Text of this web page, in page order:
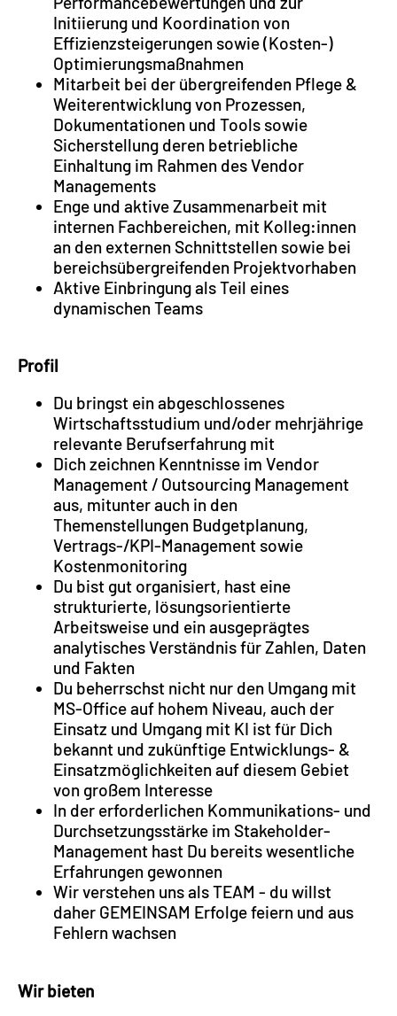
Initiierung und Koordination von
Effizienzsteigerungen sowie (Kosten-)
Optimierungsmaßnahmen
Mitarbeit bei der übergreifenden Pflege &
Weiterentwicklung von Prozessen,
Dokumentationen und Tools sowie
Sicherstellung deren betriebliche
Einhaltung im Rahmen des Vendor
Managements
Enge und aktive Zusammenarbeit mit
internen Fachbereichen, mit Kolleg:innen
an den externen Schnittstellen sowie bei
bereichsübergreifenden Projektvorhaben
Aktive Einbringung als Teil eines
dynamischen Teams
Profil
Du bringst ein abgeschlossenes
Wirtschaftsstudium und/oder mehrjährige
relevante Berufserfahrung mit
Dich zeichnen Kenntnisse im Vendor
Management / Outsourcing Management
aus, mitunter auch in den
Themenstellungen Budgetplanung,
Vertrags-/KPI-Management sowie
Kostenmonitoring
Du bist gut organisiert, hast eine
strukturierte, lösungsorientierte
Arbeitsweise und ein ausgeprägtes
analytisches Verständnis für Zahlen, Daten
und Fakten
Du beherrschst nicht nur den Umgang mit
MS-Office auf hohem Niveau, auch der
Einsatz und Umgang mit KI ist für Dich
bekannt und zukünftige Entwicklungs- &
Einsatzmöglichkeiten auf diesem Gebiet
von großem Interesse
In der erforderlichen Kommunikations- und
Durchsetzungsstärke im Stakeholder-
Management hast Du bereits wesentliche
Erfahrungen gewonnen
Wir verstehen uns als TEAM - du willst
daher GEMEINSAM Erfolge feiern und aus
Fehlern wachsen
Wir bieten